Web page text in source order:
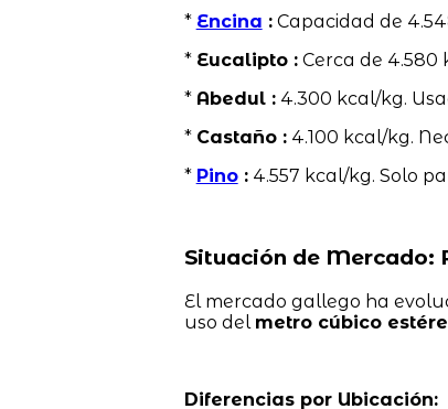
* Encina :Capacidad de
* Eucalipto :Cerca de 4.580
* Abedul :4.300 kcal/kg.
* Castaño :4.100 kcal/kg.
* Pino:4.557 kcal/kg. Solo
Situación de Mercado:
El mercado gallego ha
uso del metro cúbico
Diferencias por Ubicación: